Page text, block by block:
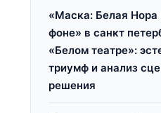
«Маска: Белая Нора
фоне» в санкт
«Белом театре»:
триумф и анализ
решения